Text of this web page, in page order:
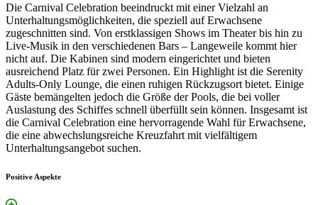
Die Carnival Celebration beeindruckt mit einer Vielzahl an
Unterhaltungsmöglichkeiten, die speziell auf Erwachsene
zugeschnitten sind. Von erstklassigen Shows im Theater bis hin zu
Live-Musik in den verschiedenen Bars – Langeweile kommt hier
nicht auf. Die Kabinen sind modern eingerichtet und bieten
ausreichend Platz für zwei Personen. Ein Highlight ist die Serenity
Adults-Only Lounge, die einen ruhigen Rückzugsort bietet. Einige
Gäste bemängelten jedoch die Größe der Pools, die bei voller
Auslastung des Schiffes schnell überfüllt sein können. Insgesamt ist
die Carnival Celebration eine hervorragende Wahl für Erwachsene,
die eine abwechslungsreiche Kreuzfahrt mit vielfältigem
Unterhaltungsangebot suchen.
Positive Aspekte